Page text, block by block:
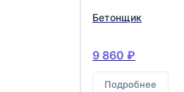
Бетонщик
9 860 ₽
Подробнее